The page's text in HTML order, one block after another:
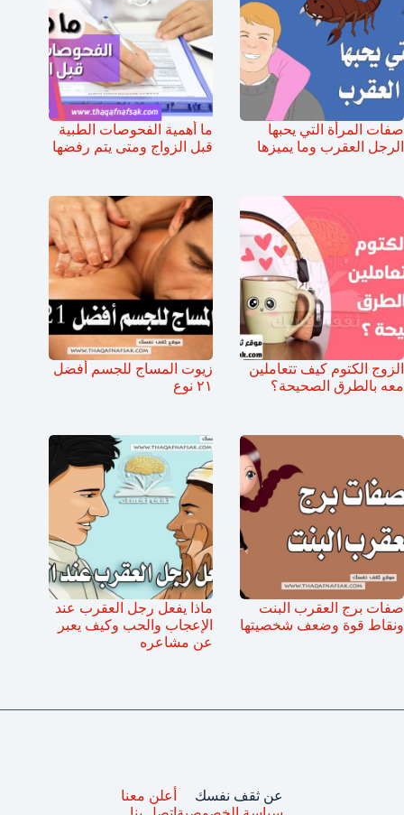
صفات المرأة التي يحبها
الرجل العقرب وما يميزها
ما أهمية الفحوصات الطبية
قبل الزواج ومتى يتم رفضها
الزوج الكتوم كيف تتعاملين
معه بالطرق الصحيحة؟
زيوت المساج للجسم أفضل
٢١ نوع
صفات برج العقرب البنت
ونقاط قوة وضعف شخصيتها
ماذا يفعل رجل العقرب عند
الإعجاب والحب وكيف يعبر
عن مشاعره
عن ثقف نفسك
أعلن معنا